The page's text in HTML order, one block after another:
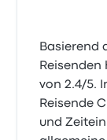
Basierend
von 2.4/5.
Reisende
und